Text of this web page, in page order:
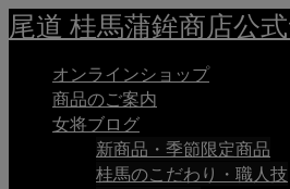
尾道 桂馬蒲鉾商店公
オンラインショップ
商品のご案内
女将ブログ
新商品・季節限定商品
桂馬のこだわり・職人技